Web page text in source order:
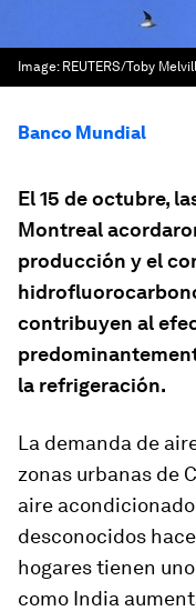
Image: REUTERS/Toby
Banco Mundial
El 15 de octubre,
Montreal
producción y el
contribuyen al
la refrigeración.
La demanda de
zonas urbanas de
aire
desconocidos
hogares tienen
como India